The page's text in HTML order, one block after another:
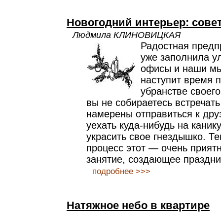
Новогодний интерьер:
Людмила КЛИНОВИЦКАЯ
Радостная
уже заполнила
офисы и наши
наступит время
убранстве
вы не собираетесь
намерены отправиться к
уехать куда-нибудь на
украсить свое гнездышко.
процесс этот — очень
занятие, создающее
подробнее >>>
Натяжное небо в квартире